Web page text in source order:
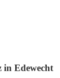
in Edewecht